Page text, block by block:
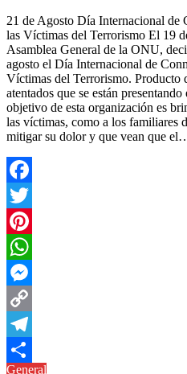
21 de Agosto Día Internacional de
las Víctimas del Terrorismo El 19
Asamblea General de la ONU,
agosto el Día Internacional de
Víctimas del Terrorismo. Producto
atentados que se están
objetivo de esta organización es
las víctimas, como a los familiares
mitigar su dolor y que vean que
Facebook
Twitter
Pinterest
WhatsApp
Messenger
Copy
Link
Telegram
General